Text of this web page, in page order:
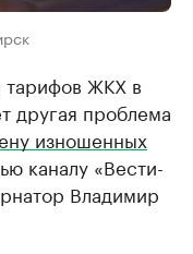
тарифов ЖКХ в
другая проблема
изношенных
каналу «Вести-
Владимир